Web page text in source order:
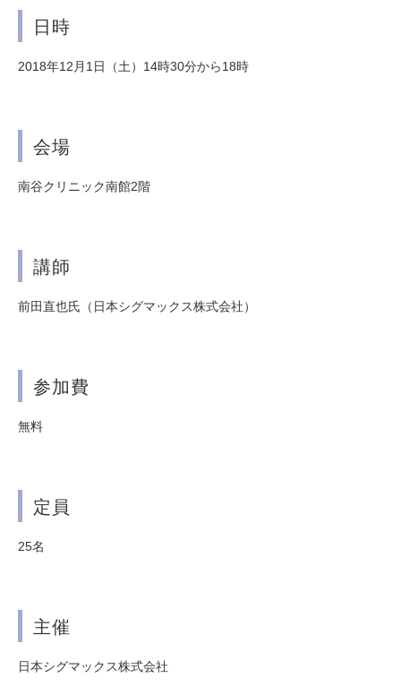
日時
2018年12月1日（土）14時30分から18時
会場
南谷クリニック南館2階
講師
前田直也氏（日本シグマックス株式会社）
参加費
無料
定員
25名
主催
日本シグマックス株式会社